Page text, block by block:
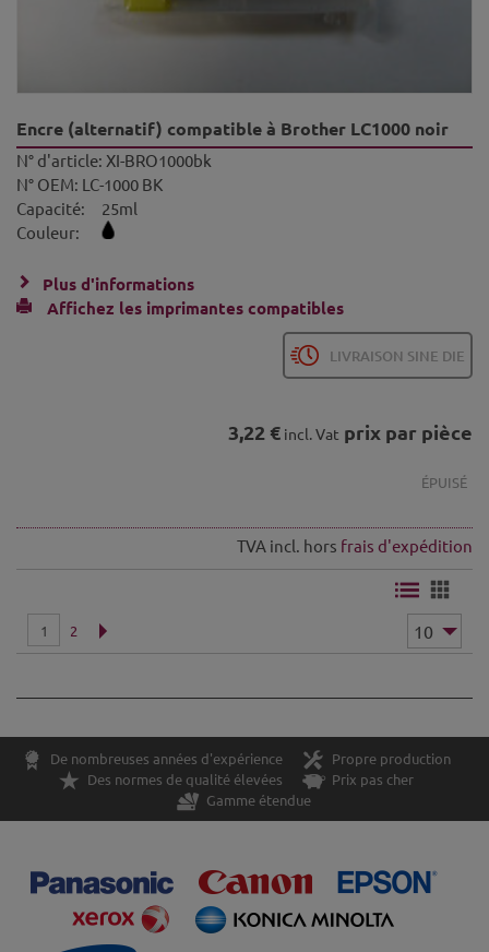
Encre (alternatif) compatible à Brother LC1000 noir
N° d'article: XI-BRO1000bk
N° OEM: LC-1000 BK
Capacité:
25ml
Couleur:
Plus d'informations
Affichez les imprimantes compatibles
LIVRAISON SINE DIE
3,22 € incl. Vat prix par pièce
ÉPUISÉ
TVA incl. hors frais d'expédition
1 2
De nombreuses années d'expérience
Propre production
Des normes de qualité élevées
Prix pas cher
Gamme étendue